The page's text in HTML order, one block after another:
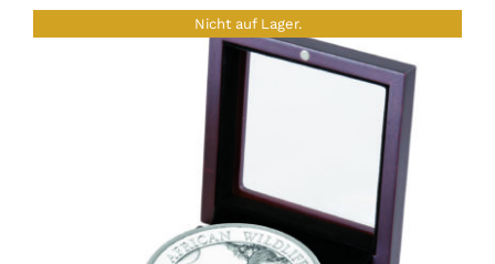
Neuheiten
Angebote
Über Uns
Nicht auf Lager.